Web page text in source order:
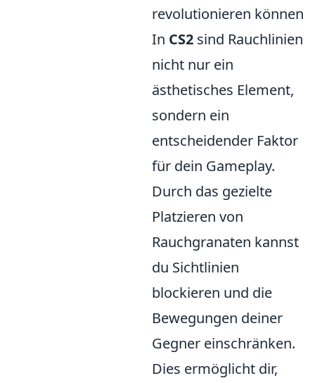
revolutionieren können
In CS2 sind Rauchlinien
nicht nur ein
ästhetisches Element,
sondern ein
entscheidender Faktor
für dein Gameplay.
Durch das gezielte
Platzieren von
Rauchgranaten kannst
du Sichtlinien
blockieren und die
Bewegungen deiner
Gegner einschränken.
Dies ermöglicht dir,